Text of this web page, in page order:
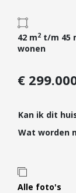
Verhuren
Taxeren
Nieuwbouw
Particulieren
Hypotheek
42 m2 t/m 45
wonen
€
Kan ik dit
Wat worden
Alle foto's